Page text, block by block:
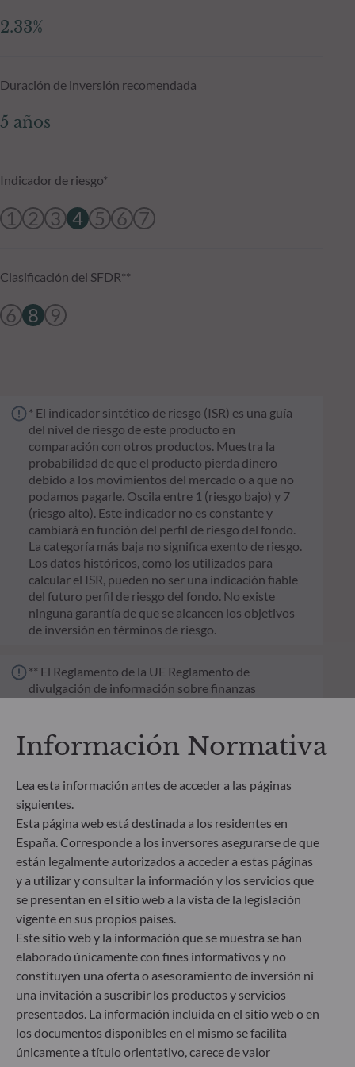
2.33%
Duración de inversión recomendada
5 años
Indicador de riesgo*
1 2 3 4 5 6 7
Clasificación del SFDR**
6 8 9
* El indicador sintético de riesgo (ISR) es una guía
del nivel de riesgo de este producto en
comparación con otros productos. Muestra la
probabilidad de que el producto pierda dinero
debido a los movimientos del mercado o a que no
podamos pagarle. Oscila entre 1 (riesgo bajo) y 7
(riesgo alto). Este indicador no es constante y
cambiará en función del perfil de riesgo del fondo.
La categoría más baja no significa exento de riesgo.
Los datos históricos, como los utilizados para
calcular el ISR, pueden no ser una indicación fiable
del futuro perfil de riesgo del fondo. No existe
ninguna garantía de que se alcancen los objetivos
de inversión en términos de riesgo.
** El Reglamento de la UE Reglamento de
divulgación de información sobre finanzas
sostenibilidad de los fondos sea transparente, más
comparable y se entienda mejor por los inversores
cuenta riesgos de sostenibilidad ni incidencias
adversas de las decisiones de inversión en los
factores de sostenibilidad en el proceso de toma de
decisiones. Artículo 8: El equipo de gestión aborda
los riesgos de sostenibilidad integrando criterios
ESG (medioambientales, sociales y/o de gobierno
corporativo) en su proceso de toma de decisiones
de inversión. Artículo 9: El equipo de gestión
persigue un objetivo de inversión estrictamente
sostenible que contribuye de forma significativa a
los desafíos de la transición ecológica y aborda los
riesgos de sostenibilidad mediante las
calificaciones proporcionadas por el proveedor de
datos ESG externo de la Sociedad gestora.
Información Normativa
Lea esta información antes de acceder a las páginas
siguientes.
Esta página web está destinada a los residentes en
España. Corresponde a los inversores asegurarse de que
están legalmente autorizados a acceder a estas páginas
y a utilizar y consultar la información y los servicios que
se presentan en el sitio web a la vista de la legislación
vigente en sus propios países.
Este sitio web y la información que se muestra se han
elaborado únicamente con fines informativos y no
constituyen una oferta o asesoramiento de inversión ni
una invitación a suscribir los productos y servicios
presentados. La información incluida en el sitio web o en
los documentos disponibles en el mismo se facilita
únicamente a título orientativo, carece de valor